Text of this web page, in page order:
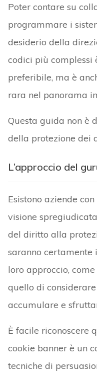
Poter contare su
programmare i
desiderio della
codici più complessi
preferibile, ma è
rara nel panorama
Questa guida non è
della protezione dei
L’approccio del
Esistono aziende
visione
del diritto alla
saranno certamente
loro approccio,
quello di
accumulare e
È facile riconoscere
cookie banner è un
tecniche di